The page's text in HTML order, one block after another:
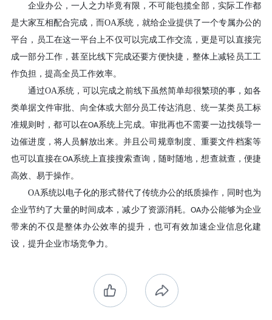
企业办公，一人之力毕竟有限，不可能包揽全部，实际工作都
是大家互相配合完成，而OA系统，就给企业提供了一个专属办公的
平台，员工在这一平台上不仅可以完成工作交流，更是可以直接完
成一部分工作，甚至比线下完成还要方便快捷，整体上减轻员工工
作负担，提高全员工作效率。
通过OA系统，可以完成之前线下虽然简单却很繁琐的事，如各
类单据文件审批、向全体或大部分员工传达消息、统一某类员工标
准规则时，都可以在OA系统上完成。审批再也不需要一边找领导一
边催进度，将人员解放出来。并且公司规章制度、重要文件档案等
也可以直接在OA系统上直接搜索查询，随时随地，想查就查，便捷
高效、易于操作。
OA系统以电子化的形式替代了传统办公的纸质操作，同时也为
企业节约了大量的时间成本，减少了资源消耗。OA办公能够为企业
带来的不仅是整体办公效率的提升， 也可有效加速企业信息化建
设，提升企业市场竞争力。